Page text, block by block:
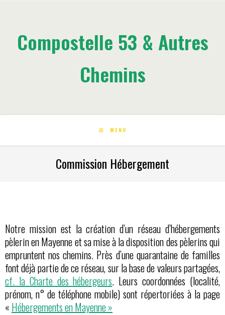
Compostelle 53 & Autres
Chemins
MENU
Commission Hébergement
Notre mission est la création d’un réseau d’hébergements
pèlerin en Mayenne et sa mise à la disposition des pèlerins qui
empruntent nos chemins. Près d’une quarantaine de familles
font déjà partie de ce réseau, sur la base de valeurs partagées,
cf. la Charte des hébergeurs. Leurs coordonnées (localité,
prénom, n° de téléphone mobile) sont répertoriées à la page
« Hébergements en Mayenne »